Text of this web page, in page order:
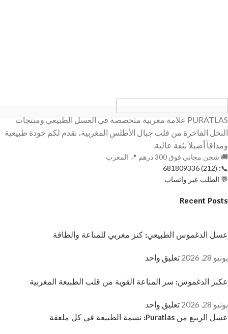
PURATLAS علامة مغربية متخصصة في العسل الطبيعي ومنتجات
النحل الفاخرة من قلب جبال الأطلس المغربية، نقدم لكم جودة طبيعية
ومذاقاً أصيلاً بثقة عالية.
🚚 شحن مجاني فوق 300 درهم 📍 المغرب
📞: (212) 681809336
💬 الطلب عبر واتساب
Recent Posts
عسل الدغموس الطبيعي: كنز مغربي للمناعة والطاقة
يونيو 28, 2026 تعليق واحد
عكبر الدغموس: سر المناعة القوية من قلب الطبيعة المغربية
يونيو 28, 2026 تعليق واحد
عسل الربيع من Puratlas: نسمة الطبيعة في كل ملعقة